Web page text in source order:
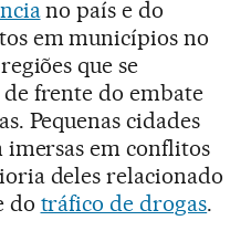
no país e do
em municípios no
que se
frente do embate
Pequenas cidades
imersas em conflitos
deles relacionado
do tráfico de drogas.